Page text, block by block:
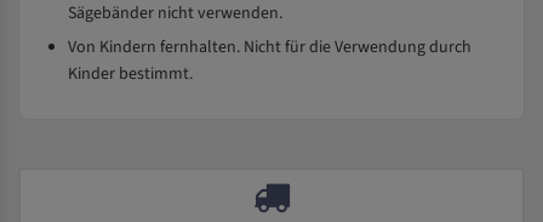
Sägebänder nicht verwenden.
Von Kindern fernhalten. Nicht für die Verwendung durch
Kinder bestimmt.